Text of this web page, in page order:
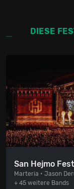
DIESE
San Hejmo
Marteria • Jason
+ 45 weitere Bands